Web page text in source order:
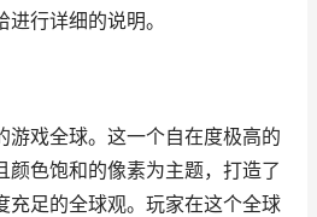
行详细的说明。
游戏全球。这一个自在度极高的
颜色饱和的像素为主题，打造了
充足的全球观。玩家在这个全球